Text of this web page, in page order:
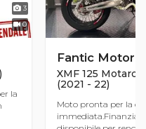
3
0
la
Fantic Motor
XMF 125 Motard
(2021 - 22)
Moto pronta per la